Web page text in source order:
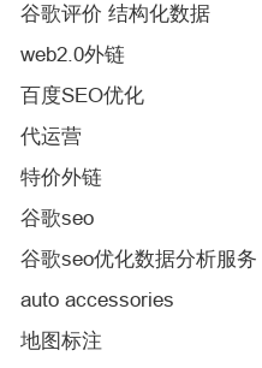
谷歌评价 结构化数据
web2.0外链
百度SEO优化
代运营
特价外链
谷歌seo
谷歌seo优化数据分析服务
auto accessories
地图标注